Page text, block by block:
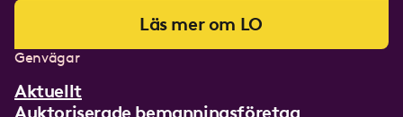
Läs mer om LO
Genvägar
Aktuellt
Auktoriserade bemanningsföretag